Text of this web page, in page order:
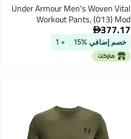
Under Armour Men's Woven Vital
Workout Pants, (013) Mod
Gray/Castlerock/White, XX-Large
377.17
خصم إضافي %15 + 1